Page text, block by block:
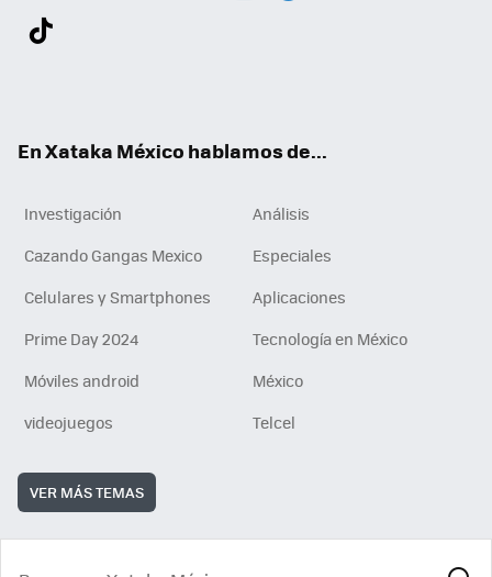
En Xataka México hablamos de...
Investigación
Análisis
Cazando Gangas Mexico
Especiales
Celulares y Smartphones
Aplicaciones
Prime Day 2024
Tecnología en México
Móviles android
México
videojuegos
Telcel
VER MÁS TEMAS